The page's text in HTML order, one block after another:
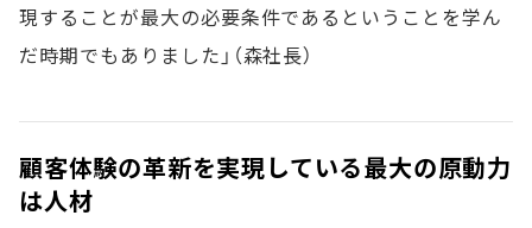
現することが最大の必要条件であるということを学ん
だ時期でもありました」（森社長）
顧客体験の革新を実現している最大の原動力
は人材